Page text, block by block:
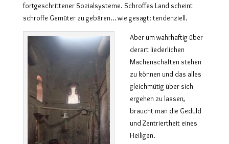
fortgeschrittener Sozialsysteme. Schroffes Land scheint
schroffe Gemüter zu gebären… wie gesagt: tendenziell.
Aber um wahrhaftig über
derart liederlichen
Machenschaften stehen
zu können und das alles
gleichmütig über sich
ergehen zu lassen,
braucht man die Geduld
und Zentriertheit eines
Heiligen.